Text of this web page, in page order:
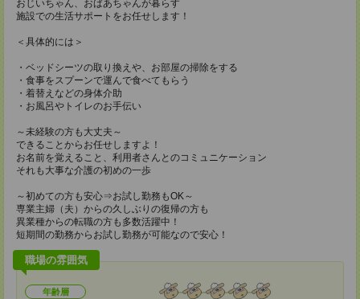
おじいちゃん、おばあちゃんが暮らす
施設での生活サポートをお任せします！
＜具体的には＞
・ベッドシーツの取り換えや、お部屋の掃除をする
・食事をスプーンで運んで食べてもらう
・着替えなどの身体介助
・お風呂やトイレのお手伝い
～未経験の方も大丈夫～
できることからお任せしますよ！
お名前を覚えること、利用者さんとのコミュニケーション
それも大事な介護の初めの一歩
～初めての方も安心⇒お試し勤務もOK～
専業主婦（夫）からの久しぶりの復帰の方も
異業種からの転職の方も多数活躍中！
短期間の勤務からお試し勤務が可能なので安心！
職場の雰囲気
年齢層